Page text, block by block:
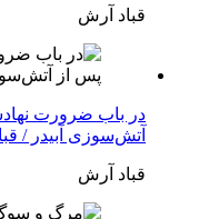
قباد آرش
در باب ضرورت
آتش‌سوزی آبیدر /
قباد آرش